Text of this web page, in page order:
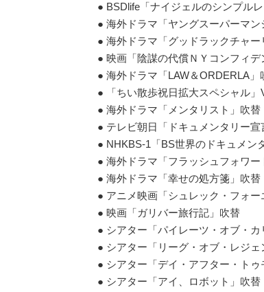
● BSDlife「ナイジェルのシンプル
● 海外ドラマ「ヤングスーパーマ
● 海外ドラマ「グッドラックチャー
● 映画「陰謀の代償ＮＹコンフィデ
● 海外ドラマ「LAW＆ORDERLA」
● 「ちい散歩祝日拡大スペシャル」
● 海外ドラマ「メンタリスト」吹替
● テレビ朝日「ドキュメンタリー宣
● NHKBS-1「BS世界のドキュメン
● 海外ドラマ「フラッシュフォワー
● 海外ドラマ「幸せの処方箋」吹替
● アニメ映画「シュレック・フォー
● 映画「ガリバー旅行記」吹替
● シアター「パイレーツ・オブ・カ
● シアター「リーグ・オブ・レジェ
● シアター「デイ・アフター・トゥ
● シアター「アイ、ロボット」吹替